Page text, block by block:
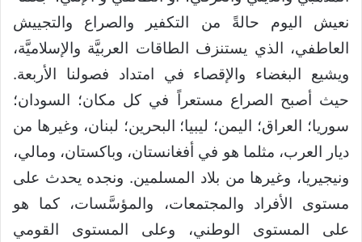
نعيش اليوم حالةً من التكفير والصراع والتجييش
العاطفي، الذي يستنزف الطاقات العربيَّة والإسلاميَّة،
ويشيع البغضاء والإقصاء في امتداد فصولنا الأربعة.
حيث أصبح الصراع مستعراً في كل مكان؛ السودان؛
سوريا؛ العراق؛ اليمن؛ ليبيا؛ البحرين؛ لبنان، وغيرها من
ديار العرب، مثلما هو في أفغانستان، وباكستان، ومالي،
ونيجيريا، وغيرها من بلاد المسلمين. ونجده يحدث على
مستوى الأفراد والمجتمعات، والمؤسَّسات، كما هو
على المستوى الوطني، وعلى المستوى القومي